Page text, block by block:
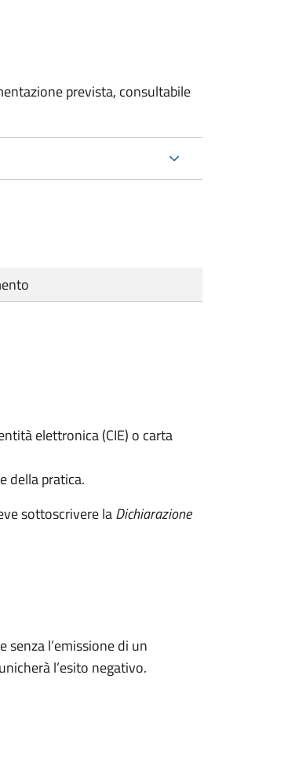
prevista, consultabile
elettronica (CIE) o carta
della pratica.
sottoscrivere laDichiarazione
l’emissione di un
l’esito negativo.